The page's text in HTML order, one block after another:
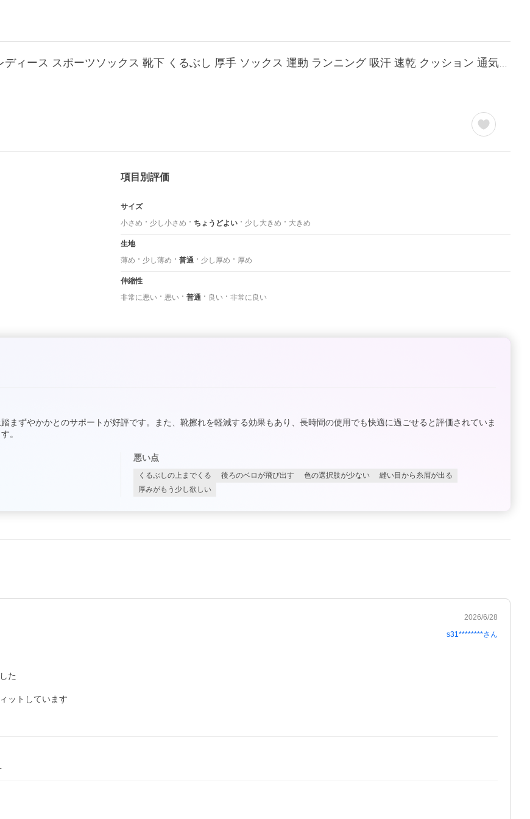
項目別評価
サイズ
小さめ
少し小さめ ちょうどよい 少し大きめ 大きめ
生地
薄め
少し薄め 普通 少し厚め 厚め
伸縮性
非常に悪い
悪い 普通 良い 非常に良い
まずやかかとのサポートが好評です。また、靴擦れを軽減する効果もあり、長時間の使用でも快適に過ごせると評価されていま
。
悪い点
くるぶしの上までくる 後ろのベロが飛び出す 色の選択肢が少ない
縫い目から糸屑が出る
厚みがもう少し欲しい
2026/6/28
s31********さん
た
ットしています